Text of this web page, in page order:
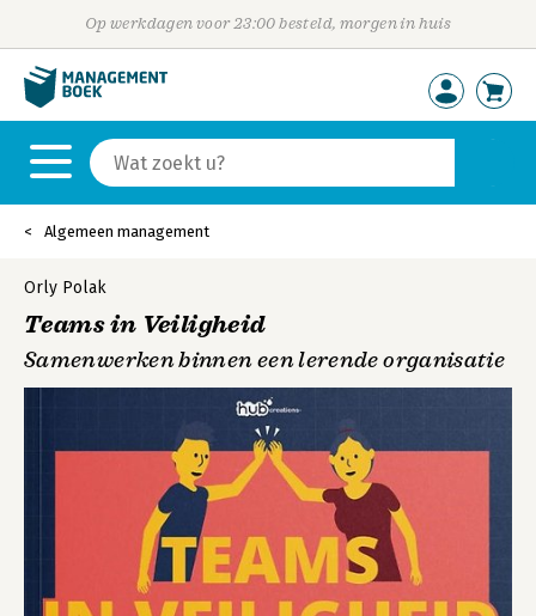
Op werkdagen voor 23:00 besteld, morgen in huis
Algemeen management
Orly Polak
Teams in Veiligheid
Samenwerken binnen een lerende organisatie